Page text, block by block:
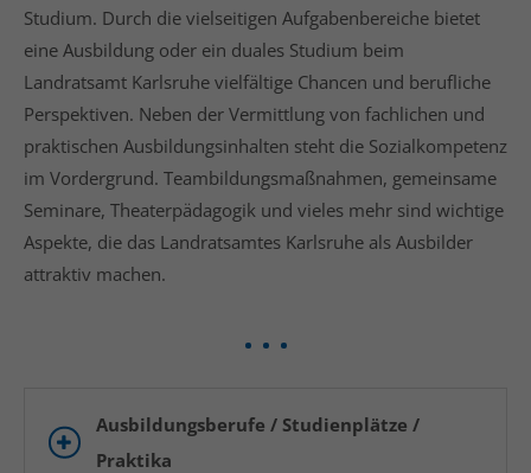
quam felis, ultricies nec.
Studium. Durch die vielseitigen Aufgabenbereiche bietet
eine Ausbildung oder ein duales Studium beim
Landratsamt Karlsruhe vielfältige Chancen und berufliche
Perspektiven. Neben der Vermittlung von fachlichen und
praktischen Ausbildungsinhalten steht die Sozialkompetenz
im Vordergrund. Teambildungsmaßnahmen, gemeinsame
Seminare, Theaterpädagogik und vieles mehr sind wichtige
Aspekte, die das Landratsamtes Karlsruhe als Ausbilder
attraktiv machen.
Ausbildungsberufe / Studienplätze /
Praktika